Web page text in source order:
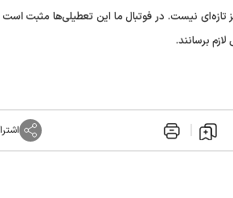
تازه‌ای نیست. در فوتبال ما این تعطیلی‌ها مثبت است
برسانند.